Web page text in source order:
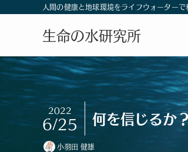
人間の健康と地球環境をライフウォーターで
生命の水研究所
何を信じるか
2022
6/25
小羽田 健雄